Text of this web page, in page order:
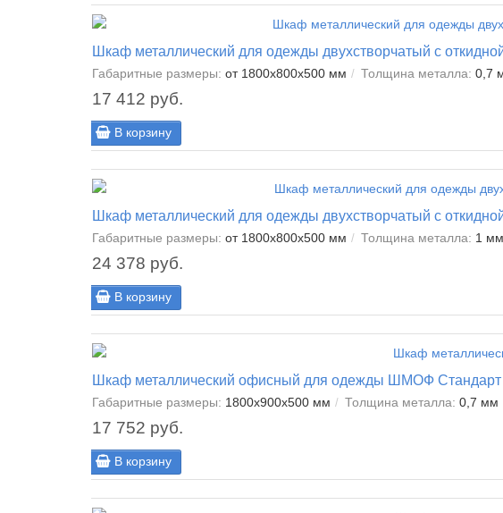
Шкаф металлический для одежды двухстворчатый с
Габаритные размеры: от 1800x800x500 мм Толщина металла: 0,7
17 412 руб.
В корзину
Шкаф металлический для одежды двухстворчатый с
Габаритные размеры: от 1800x800x500 мм Толщина металла: 1 мм
24 378 руб.
В корзину
Шкаф металлический офисный для одежды ШМОФ
Габаритные размеры: 1800x900x500 мм Толщина металла: 0,7 мм
17 752 руб.
В корзину